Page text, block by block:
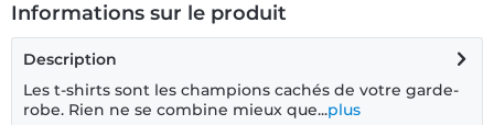
Informations sur le produit
Description
Les t-shirts sont les champions cachés de votre garde-
robe. Rien ne se combine mieux que...plus